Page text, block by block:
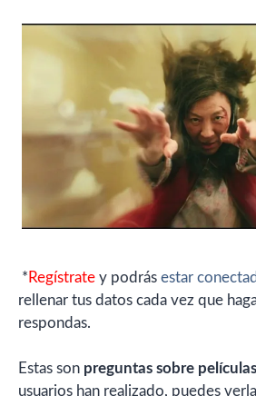
* Regístrate y podrás estar
rellenar tus datos cada vez que
respondas.
Estas son preguntas sobre películas
usuarios han realizado, puedes